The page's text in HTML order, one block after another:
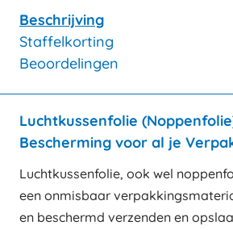
Beschrijving
Staffelkorting
Beoordelingen
Luchtkussenfolie
Bescherming voor al je
Luchtkussenfolie, ook wel
een onmisbaar
en beschermd verzenden en